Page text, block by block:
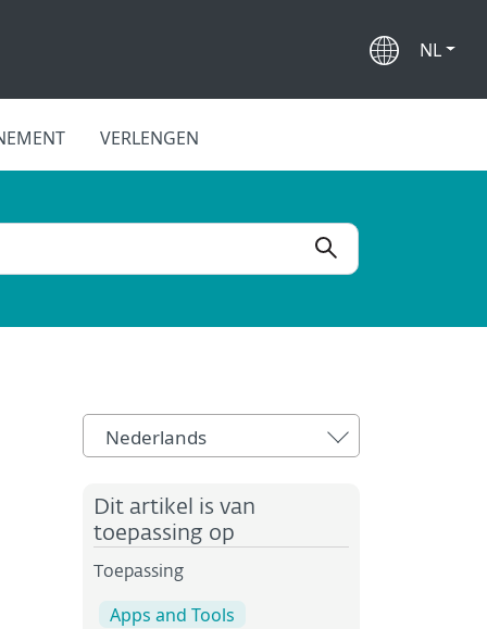
NL
VERLENGEN
Nederlands
Dit artikel is van
toepassing op
Toepassing
Apps and Tools